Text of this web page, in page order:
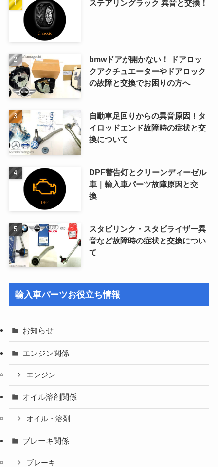
ステアリングラック 異音と交換！
bmwドアが開かない！ ドアロッ
クアクチュエーターやドアロック
の故障と交換でお困りの方へ
自動車足回りからの異音原因！タ
イロッドエンド故障時の症状と交
換について
DPF警告灯とクリーンディーゼル
車｜輸入車パーツ故障原因と交
換
スタビリンク・スタビライザー異
音など故障時の症状と交換につい
て
輸入車パーツお役立ち情報
お知らせ
エンジン関係
エンジン
オイル溶剤関係
オイル・溶剤
ブレーキ関係
ブレーキ